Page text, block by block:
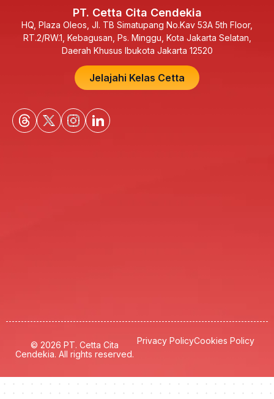
PT. Cetta Cita Cendekia
HQ, Plaza Oleos, Jl. TB Simatupang No.Kav 53A 5th Floor,
RT.2/RW.1, Kebagusan, Ps. Minggu, Kota Jakarta Selatan,
Daerah Khusus Ibukota Jakarta 12520
Jelajahi Kelas Cetta
© 2026 PT. Cetta Cita
Cendekia. All rights reserved.
Privacy PolicyCookies Policy